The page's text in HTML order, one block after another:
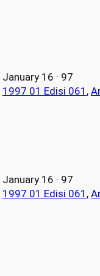
January 16 · 97
1997 01 Edisi 061 ,
January 16 · 97
1997 01 Edisi 061 ,